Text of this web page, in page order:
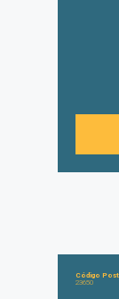
Código
23650